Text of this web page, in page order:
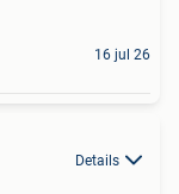
16 jul 26
Details